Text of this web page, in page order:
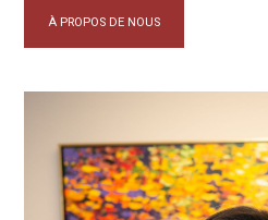
À PROPOS DE NOUS